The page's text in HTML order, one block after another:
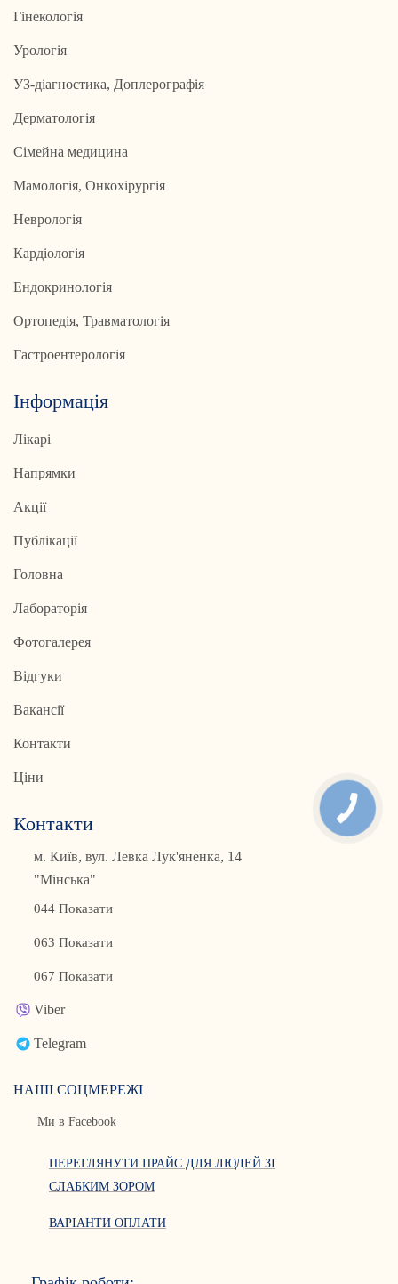
Гінекологія
Урологія
УЗ-діагностика, Доплерографія
Дерматологія
Сімейна медицина
Мамологія, Онкохірургія
Неврологія
Кардіологія
Ендокринологія
Ортопедія, Травматологія
Гастроентерологія
Інформація
Лікарі
Напрямки
Акції
Публікації
Головна
Лабораторія
Фотогалерея
Відгуки
Вакансії
Контакти
Ціни
Контакти
м. Київ, вул. Левка Лук'яненка, 14
"Мінська"
044 Показати
063 Показати
067 Показати
Viber
Telegram
НАШІ СОЦМЕРЕЖІ
Ми в Facebook
ПЕРЕГЛЯНУТИ ПРАЙС ДЛЯ ЛЮДЕЙ ЗІ
СЛАБКИМ ЗОРОМ
ВАРІАНТИ ОПЛАТИ